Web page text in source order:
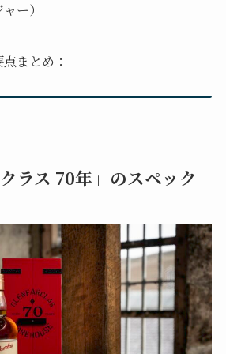
ー）
まとめ：
ラス 70年」のスペック